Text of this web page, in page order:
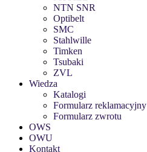
NTN SNR
Optibelt
SMC
Stahlwille
Timken
Tsubaki
ZVL
Wiedza
Katalogi
Formularz reklamacyjny
Formularz zwrotu
OWS
OWU
Kontakt